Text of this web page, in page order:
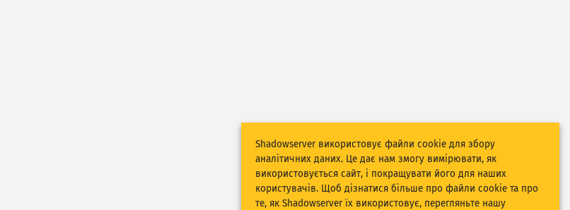
Shadowserver використовує файли cookie для збору
аналітичних даних. Це дає нам змогу вимірювати, як
використовується сайт, і покращувати його для наших
користувачів. Щоб дізнатися більше про файли cookie та про
те, як Shadowserver їх використовує, перегляньте нашу